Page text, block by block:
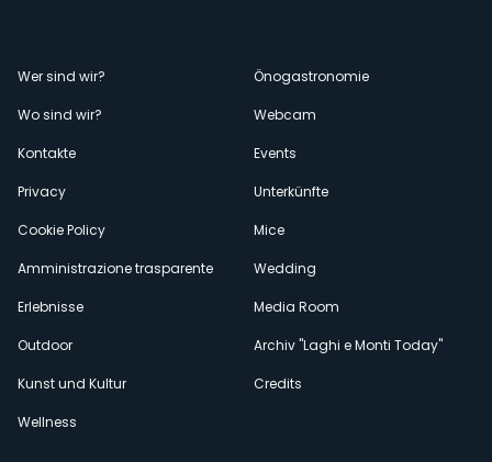
Menù
secondario
Wer sind wir?
Wo sind wir?
Kontakte
Privacy
Cookie Policy
Amministrazione trasparente
Erlebnisse
Outdoor
Kunst und Kultur
Wellness
Önogastronomie
Webcam
Events
Unterkünfte
Mice
Wedding
Media Room
Archiv "Laghi e Monti Today"
Credits